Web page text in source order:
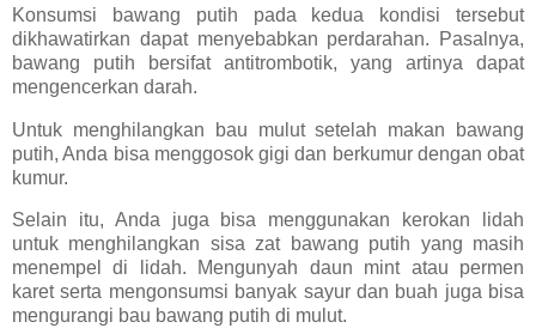
Konsumsi bawang putih pada kedua kondisi tersebut
dikhawatirkan dapat menyebabkan perdarahan. Pasalnya,
bawang putih bersifat antitrombotik, yang artinya dapat
mengencerkan darah.
Untuk menghilangkan bau mulut setelah makan bawang
putih, Anda bisa menggosok gigi dan berkumur dengan obat
kumur.
Selain itu, Anda juga bisa menggunakan kerokan lidah
untuk menghilangkan sisa zat bawang putih yang masih
menempel di lidah. Mengunyah daun mint atau permen
karet serta mengonsumsi banyak sayur dan buah juga bisa
mengurangi bau bawang putih di mulut.